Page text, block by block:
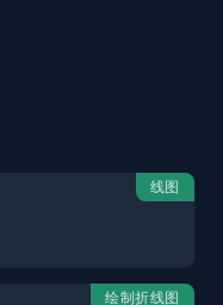
线图
绘制折线图